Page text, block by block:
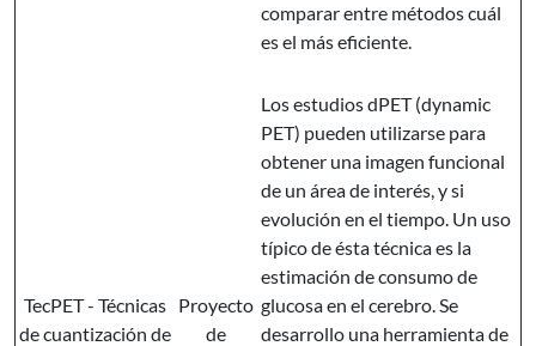
comparar entre métodos cuál
es el más eficiente.
TecPET - Técnicas
de cuantización de
Proyecto
de
Los estudios dPET (dynamic
PET) pueden utilizarse para
obtener una imagen funcional
de un área de interés, y si
evolución en el tiempo. Un uso
típico de ésta técnica es la
estimación de consumo de
glucosa en el cerebro. Se
desarrollo una herramienta de